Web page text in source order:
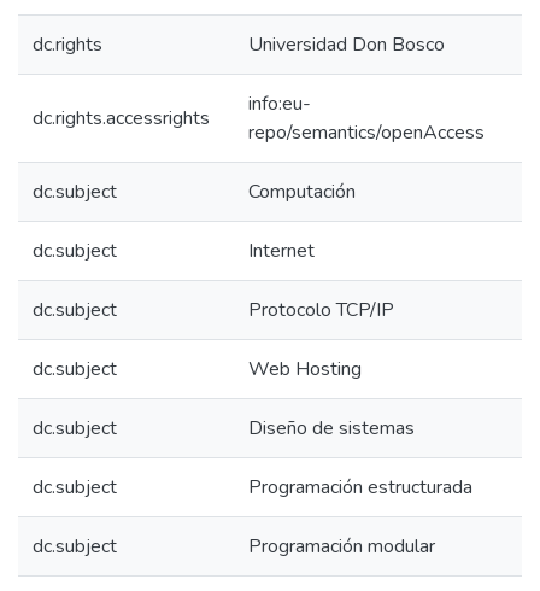
dc.rights Universidad Don Bosco
dc.rights.accessrights
info:eu-
repo/semantics/openAccess
dc.subject Computación
dc.subject Internet
dc.subject Protocolo TCP/IP
dc.subject Web Hosting
dc.subject Diseño de sistemas
dc.subject Programación estructurada
dc.subject Programación modular